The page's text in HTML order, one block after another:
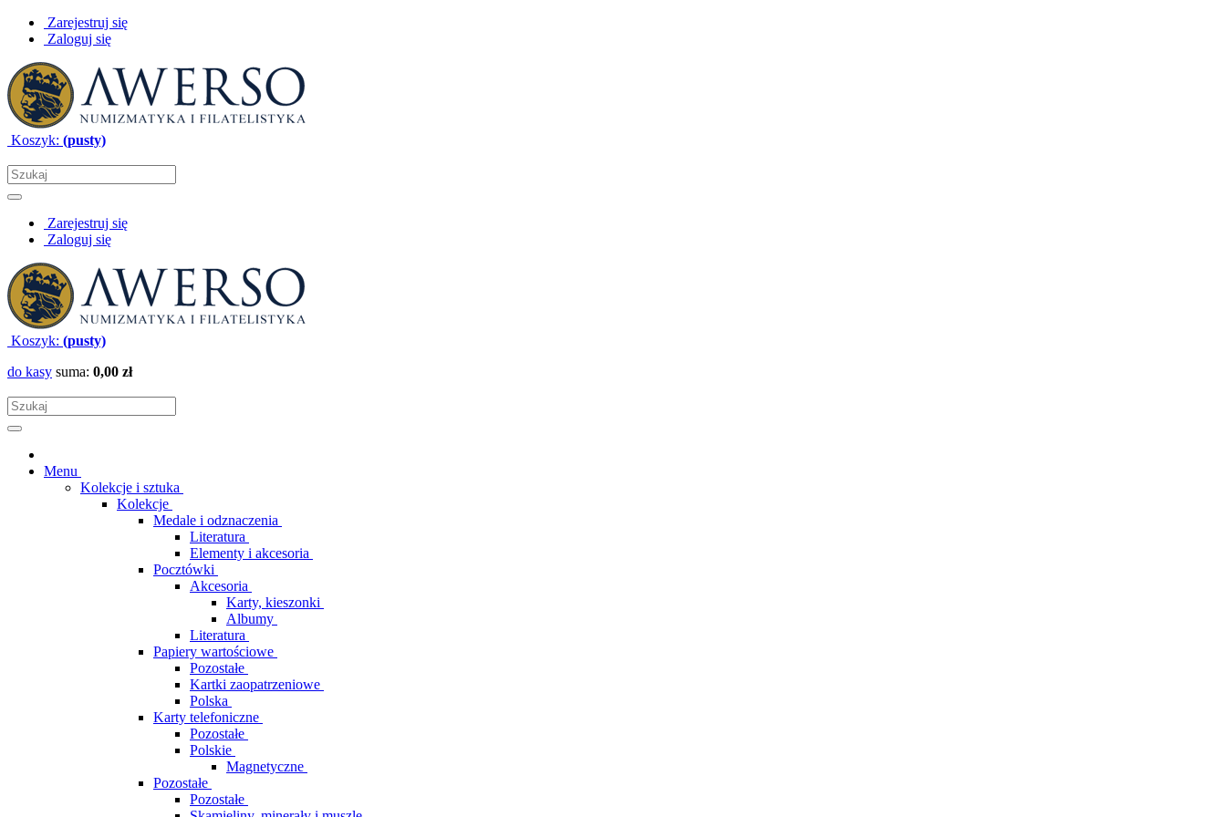
Zarejestruj się
Zaloguj się
Koszyk: (pusty)
Zarejestruj się
Zaloguj się
Koszyk: (pusty)
do kasy suma: 0,00 zł
Menu
Kolekcje i sztuka
Kolekcje
Medale i odznaczenia
Literatura
Elementy i akcesoria
Pocztówki
Akcesoria
Karty, kieszonki
Albumy
Literatura
Papiery wartościowe
Pozostałe
Kartki zaopatrzeniowe
Polska
Karty telefoniczne
Pozostałe
Polskie
Magnetyczne
Pozostałe
Pozostałe